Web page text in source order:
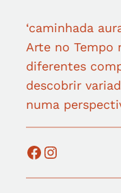
‘caminhada
Arte no Tempo
diferentes
descobrir
numa
Facebook Instagram